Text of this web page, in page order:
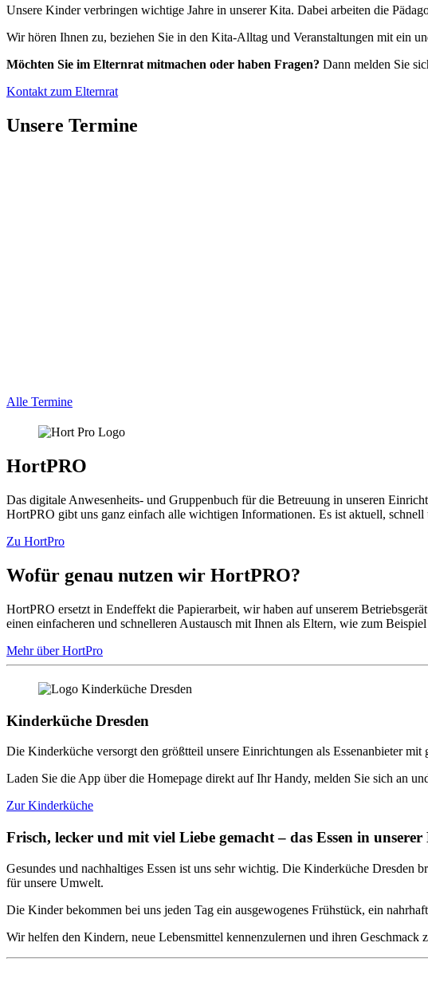
Unsere Kinder verbringen wichtige Jahre in unserer Kita. Dabei arbeiten die
Wir hören Ihnen zu, beziehen Sie in den Kita-Alltag und Veranstaltungen mit ein
Möchten Sie im Elternrat mitmachen oder haben Fragen? Dann melden Sie
Kontakt zum Elternrat
Unsere Termine
Alle Termine
HortPRO
Das digitale Anwesenheits- und Gruppenbuch für die Betreuung in unseren
HortPRO gibt uns ganz einfach alle wichtigen Informationen. Es ist aktuell,
Zu HortPro
Wofür genau nutzen wir HortPRO?
HortPRO ersetzt in Endeffekt die Papierarbeit, wir haben auf unserem
einen einfacheren und schnelleren Austausch mit Ihnen als Eltern, wie zum
Mehr über HortPro
Kinderküche Dresden
Die Kinderküche versorgt den größtteil unsere Einrichtungen als Essenanbieter mit
Laden Sie die App über die Homepage direkt auf Ihr Handy, melden Sie sich an
Zur Kinderküche
Frisch, lecker und mit viel Liebe gemacht – das Essen in
Gesundes und nachhaltiges Essen ist uns sehr wichtig. Die Kinderküche
für unsere Umwelt.
Die Kinder bekommen bei uns jeden Tag ein ausgewogenes Frühstück, ein
Wir helfen den Kindern, neue Lebensmittel kennenzulernen und ihren